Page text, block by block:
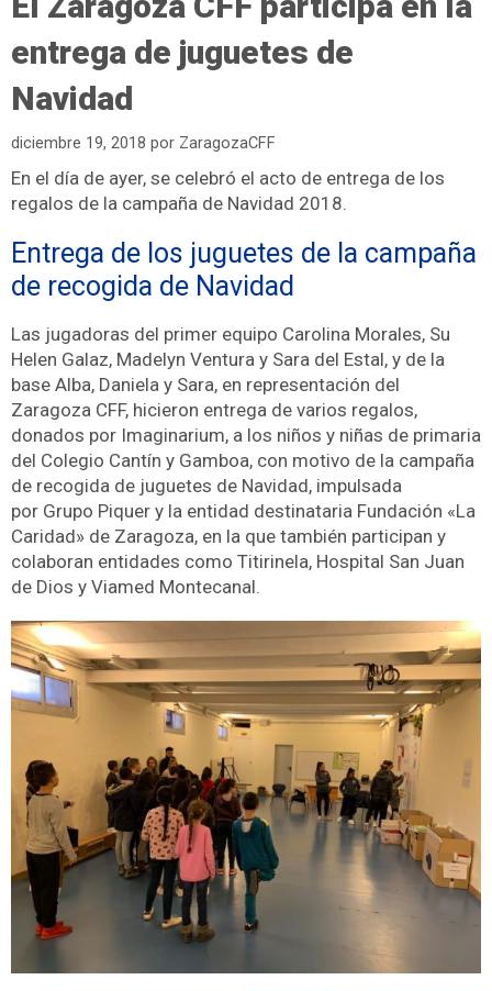
entrega de juguetes de
Navidad
diciembre 19, 2018 por ZaragozaCFF
En el día de ayer, se celebró el acto de entrega de los
regalos de la campaña de Navidad 2018.
Entrega de los juguetes de la campaña
de recogida de Navidad
Las jugadoras del primer equipo Carolina Morales, Su
Helen Galaz, Madelyn Ventura y Sara del Estal, y de la
base Alba, Daniela y Sara, en representación del
Zaragoza CFF, hicieron entrega de varios regalos,
donados por Imaginarium, a los niños y niñas de primaria
del Colegio Cantín y Gamboa, con motivo de la campaña
de recogida de juguetes de Navidad, impulsada
por Grupo Piquer y la entidad destinataria Fundación «La
Caridad» de Zaragoza, en la que también participan y
colaboran entidades como Titirinela, Hospital San Juan
de Dios y Viamed Montecanal.